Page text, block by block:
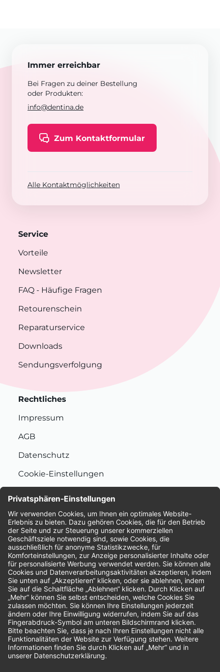
Immer erreichbar
Bei Fragen zu deiner Bestellung
oder Produkten:
info@dentina.de
Zum Kontaktformular
Alle Kontaktmöglichkeiten
Service
Vorteile
Newsletter
FAQ - Häufige Fragen
Retourenschein
Reparaturservice
Downloads
Sendungsverfolgung
Rechtliches
Impressum
AGB
Datenschutz
Cookie-Einstellungen
Bewertungen